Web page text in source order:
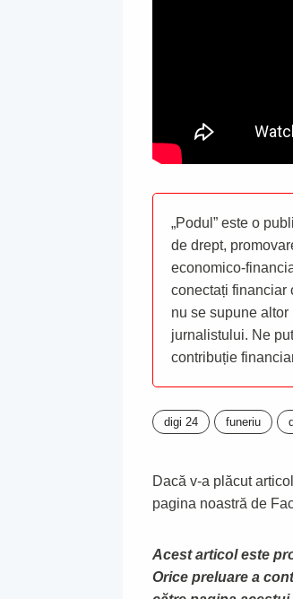
„Podul” este o
de drept,
economico-
conectați financiar
nu se supune
jurnalistului. Ne
contribuție
digi 24 funeriu
Dacă v-a plăcut
pagina noastră de
Acest articol este
Orice preluare a